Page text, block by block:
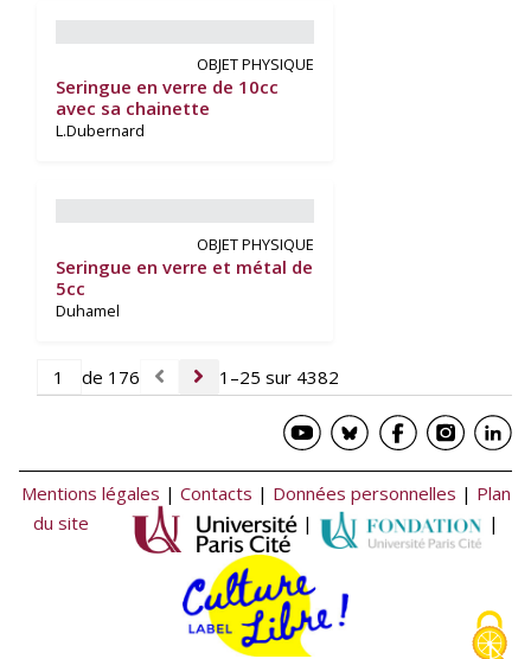
OBJET PHYSIQUE
Seringue en verre de 10cc
avec sa chainette
L.Dubernard
OBJET PHYSIQUE
Seringue en verre et métal de
5cc
Duhamel
de 176 1–25 sur 4382
Mentions légales | Contacts | Données personnelles | Plan
du site
| |